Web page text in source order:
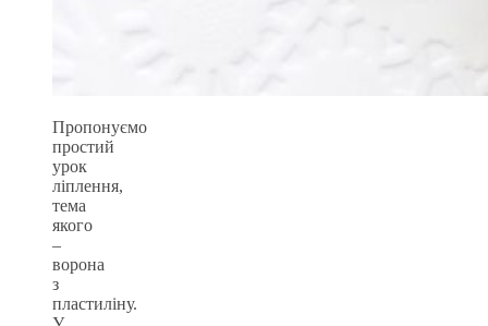
Пропонуємо
простий
урок
ліплення,
тема
якого
–
ворона
з
пластиліну.